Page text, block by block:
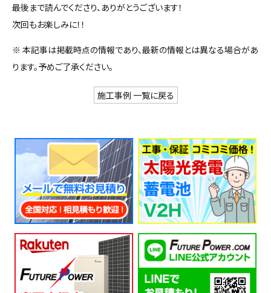
最後まで読んでくださり、ありがとうございます！
次回もお楽しみに！！
※ 本記事は掲載時点の情報であり、最新の情報とは異なる場合があ
ります。予めご了承ください。
施工事例 一覧に戻る